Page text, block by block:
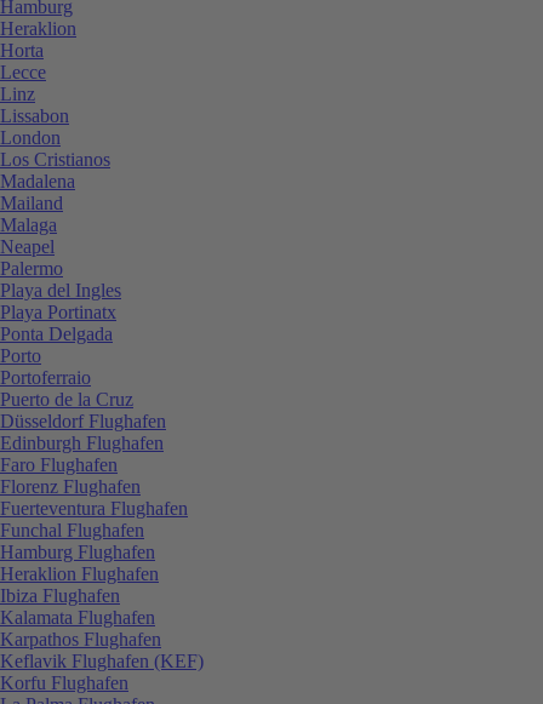
Hamburg
Heraklion
Horta
Lecce
Linz
Lissabon
London
Los Cristianos
Madalena
Mailand
Malaga
Neapel
Palermo
Playa del Ingles
Playa Portinatx
Ponta Delgada
Porto
Portoferraio
Puerto de la Cruz
Düsseldorf Flughafen
Edinburgh Flughafen
Faro Flughafen
Florenz Flughafen
Fuerteventura Flughafen
Funchal Flughafen
Hamburg Flughafen
Heraklion Flughafen
Ibiza Flughafen
Kalamata Flughafen
Karpathos Flughafen
Keflavik Flughafen (KEF)
Korfu Flughafen